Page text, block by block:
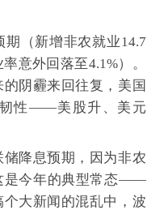
（新增非农就业14.7
意外回落至4.1%）。
阴霾来回往复，美国
性——美股升、美元
降息预期，因为非农
是今年的典型常态——
大新闻的混乱中，波